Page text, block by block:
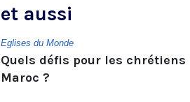
et aussi
Eglises du Monde
Quels défis pour les chrétiens
Maroc ?